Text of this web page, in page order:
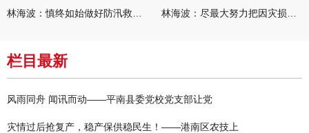
栏目最新
风雨同舟 闻讯而动——平南县委党校党支部让党
灾情过后抢复产，稳产保供稳民生！——港南区农技上